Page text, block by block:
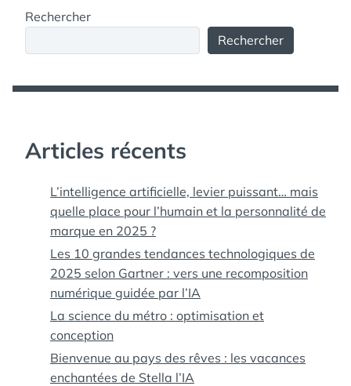
Rechercher
Rechercher
Articles récents
L’intelligence artificielle, levier puissant… mais
quelle place pour l’humain et la personnalité de
marque en 2025 ?
Les 10 grandes tendances technologiques de
2025 selon Gartner : vers une recomposition
numérique guidée par l’IA
La science du métro : optimisation et
conception
Bienvenue au pays des rêves : les vacances
enchantées de Stella l’IA